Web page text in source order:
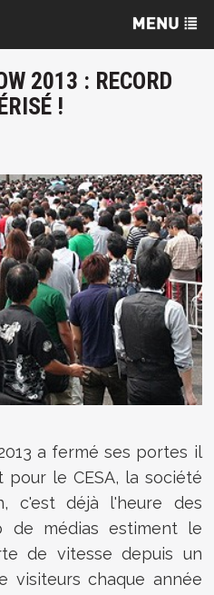
2013 : RECORD
!
a fermé ses portes il
le CESA, la société
c'est déjà l'heure des
de médias estiment le
de vitesse depuis un
visiteurs chaque année